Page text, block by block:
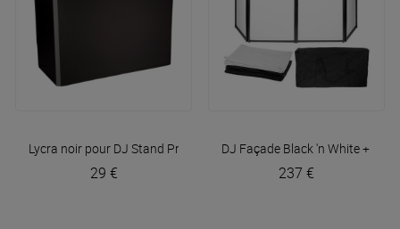
Lycra noir pour DJ Stand Pro BoomTone DJ
29 €
DJ Façade Black 'n White +
237 €